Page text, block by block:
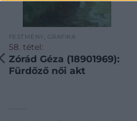
FESTMÉNY, GRAFIKA
58. tétel:
Zórád Géza (18901969):
Fürdőző női akt